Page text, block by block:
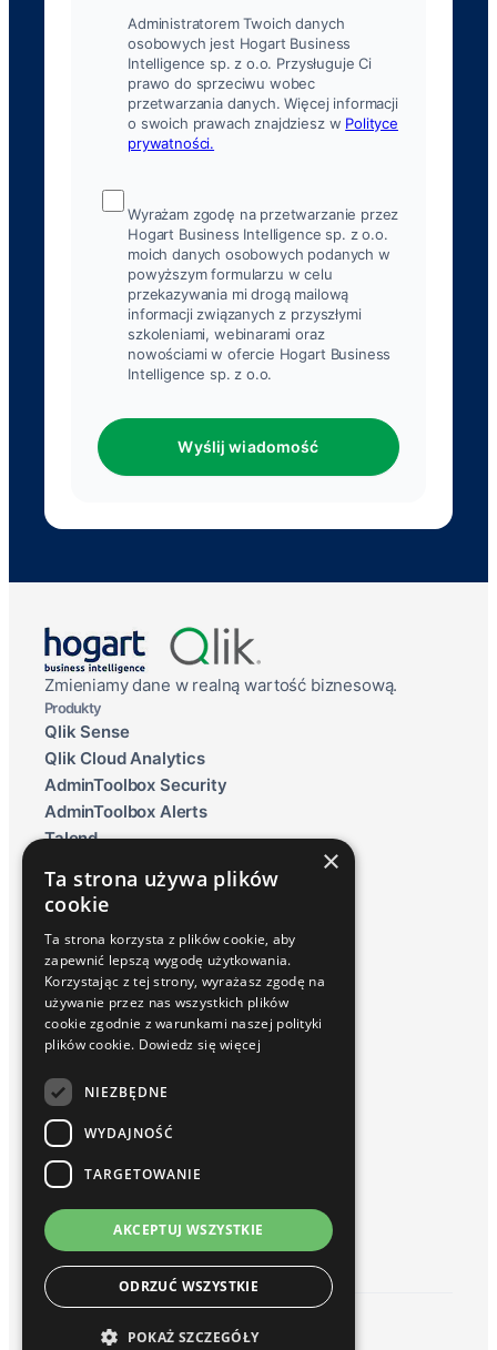
Administratorem Twoich danych
osobowych jest Hogart Business
Intelligence sp. z o.o. Przysługuje Ci
prawo do sprzeciwu wobec
przetwarzania danych. Więcej informacji
o swoich prawach znajdziesz w Polityce
prywatności.
Wyrażam zgodę na przetwarzanie przez
Hogart Business Intelligence sp. z o.o.
moich danych osobowych podanych w
powyższym formularzu w celu
przekazywania mi drogą mailową
informacji związanych z przyszłymi
szkoleniami, webinarami oraz
nowościami w ofercie Hogart Business
Intelligence sp. z o.o.
Wyślij wiadomość
Zmieniamy dane w realną wartość biznesową.
Produkty
Qlik Sense
Qlik Cloud Analytics
AdminToolbox Security
AdminToolbox Alerts
Talend
Raportowanie ESG
Inphinity
Usługi i Rozwiązania
Wdrożenia
Serwis / Utrzymanie
Szkolenia
Baza wiedzy
Słownik
Webinary Talend i Qlik Sense
O nas
Kim jesteśmy
Partnerzy
Kariera
Kontakt
© 2026 hogart. All rights reserved.
×
Ta strona używa plików
cookie
Ta strona korzysta z plików cookie, aby
zapewnić lepszą wygodę użytkowania.
Korzystając z tej strony, wyrażasz zgodę na
używanie przez nas wszystkich plików
cookie zgodnie z warunkami naszej polityki
plików cookie. Dowiedz się więcej
NIEZBĘDNE
WYDAJNOŚĆ
TARGETOWANIE
AKCEPTUJ WSZYSTKIE
ODRZUĆ WSZYSTKIE
POKAŻ SZCZEGÓŁY